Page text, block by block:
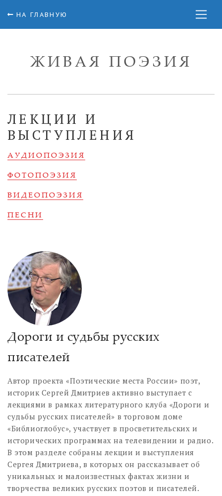
НА ГЛАВНУЮ
ЖИВАЯ ПОЭЗИЯ
ЛЕКЦИИ И
ВЫСТУПЛЕНИЯ
АУДИОПОЭЗИЯ
ФОТОПОЭЗИЯ
ВИДЕОПОЭЗИЯ
ПЕСНИ
Дороги и судьбы русских
писателей
Автор проекта «Поэтические места России» поэт,
историк Сергей Дмитриев активно выступает с
лекциями в рамках литературного клуба «Дороги и
судьбы русских писателей» в торговом доме
«Библиоглобус», участвует в просветительских и
исторических программах на телевидении и радио.
В этом разделе собраны лекции и выступления
Сергея Дмитриева, в которых он рассказывает об
уникальных и малоизвестных фактах жизни и
творчества великих русских поэтов и писателей.